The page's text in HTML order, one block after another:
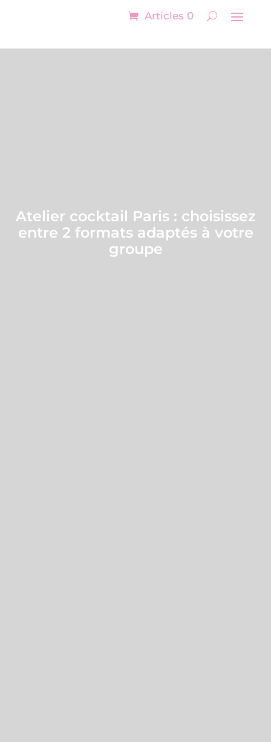
Articles 0
Atelier cocktail Paris : choisissez
entre 2 formats adaptés à votre
groupe